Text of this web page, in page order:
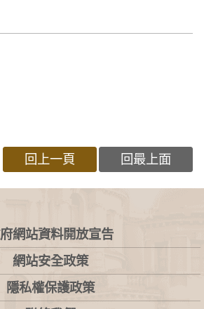
回上一頁 回最上面
網站資料開放宣告
網站安全政策
隱私權保護政策